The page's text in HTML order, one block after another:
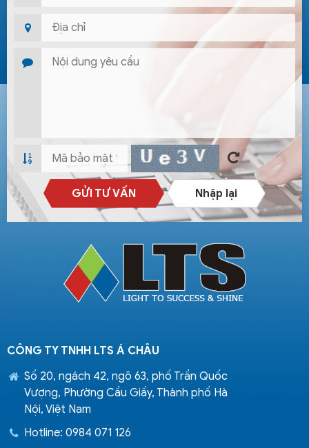
GỬI TƯ VẤN Nhập lại
CÔNG TY TNHH LTS Á CHÂU
Số 20, ngách 42, ngõ 63, phố Trần Quốc
Vượng, Phường Cầu Giấy, Thành phố Hà
Nội, Việt Nam
Hotline: 0984 071 126